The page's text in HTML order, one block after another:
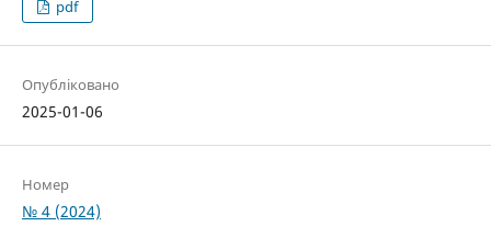
pdf
Опубліковано
2025-01-06
Номер
№ 4 (2024)